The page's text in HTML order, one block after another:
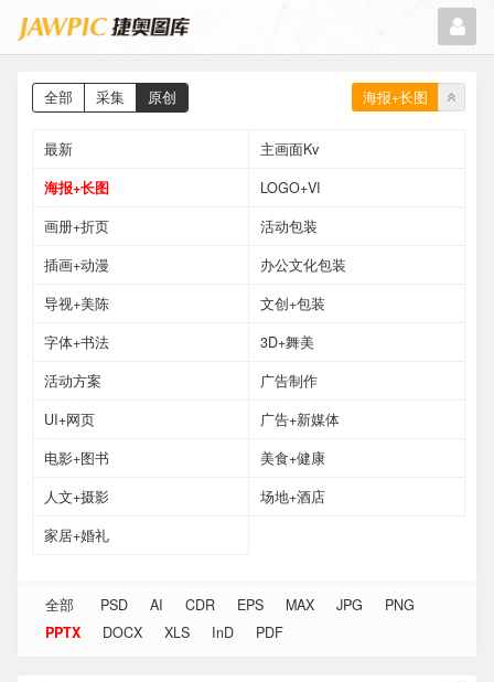
全部 采集 原创
最新
主画面Kv
海报+长图
LOGO+VI
画册+折页
活动包装
插画+动漫
办公文化包装
导视+美陈
文创+包装
字体+书法
3D+舞美
活动方案
广告制作
UI+网页
广告+新媒体
电影+图书
美食+健康
人文+摄影
场地+酒店
家居+婚礼
海报+长图
全部 PSD AI CDR EPS MAX JPG
PNG
PPTX
DOCX XLS InD PDF